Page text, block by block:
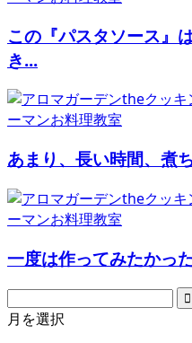
この『パスタソース』
き...
あまり、長い時間、煮
一度は作ってみたかっ
月を選択